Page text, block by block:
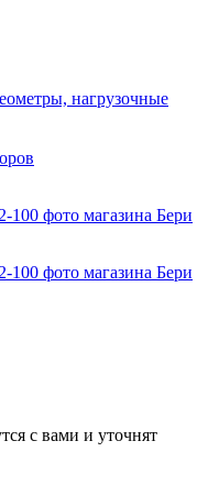
нагрузочные
с вами и уточнят